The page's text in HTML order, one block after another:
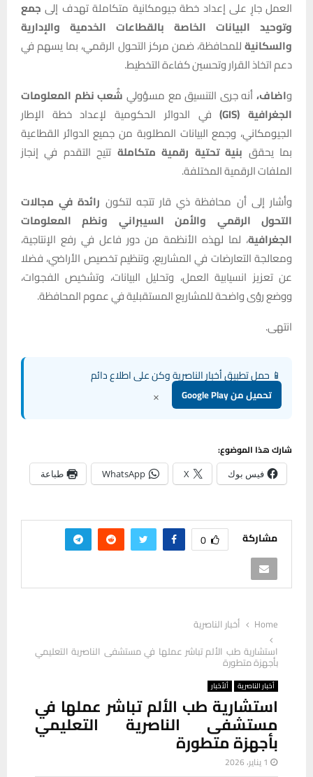
العمل جارٍ على إعداد خطة جيومكانية متكاملة تهدف إلى جمع
وتوحيد البيانات الخاصة بالقطاعات الخدمية والإدارية
والسكانيةللمحافظة، ضمن مركز التحول الرقمي، بما يسهم في
دعم اتخاذ القرار وتحسين كفاءة التخطيط.
واضاف،أنه جرى التنسيق مع مسؤولي شُعب نظم المعلومات
الجغرافية (GIS)
في الدوائر الحكومية لإعداد خطة الإطار
الجيومكاني، وجمع البيانات المطلوبة من جميع الدوائر القطاعية
بما يحقق بنية تحتية رقمية متكاملة تتيح التقدم في إنجاز
الملفات الرقمية المختلفة.
وأشار إلى أن محافظة ذي قار تتجه لتكون رائدة في مجالات
التحول الرقمي والأمن السيبراني ونظم المعلومات
الجغرافية، لما لهذه الأنظمة من دور فاعل في رفع الإنتاجية،
ومعالجة التعارضات في المشاريع، وتنظيم تخصيص الأراضي، فضلا
عن تعزيز انسيابية العمل، وتحليل البيانات، وتشخيص الفجوات،
ووضع رؤى واضحة للمشاريع المستقبلية في عموم المحافظة.
انتهى.
📱 حمل تطبيق أخبار الناصرية وكن على اطلاع دائم
تحميل من Google Play ×
شارك هذا الموضوع:
فيس بوك X
WhatsApp طباعة
مشاركة 0
Home
أخبار الناصرية
استشارية طب الألم تباشر عملها في مستشفى الناصرية التعليمي
بأجهزة متطورة
أخبار الناصرية ألأخبار
استشارية طب الألم تباشر عملها في
مستشفى الناصرية التعليمي
بأجهزة متطورة
1 يناير، 2026